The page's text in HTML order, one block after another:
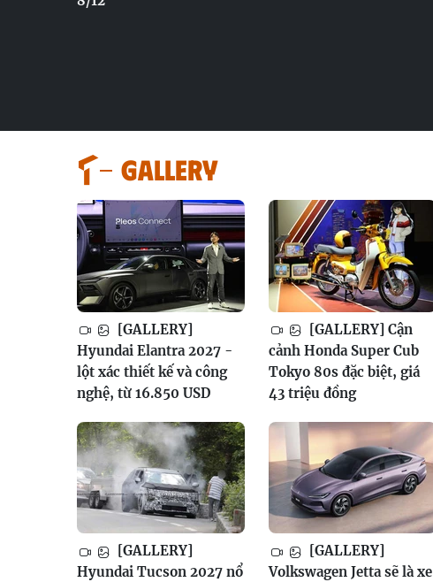
GALLERY
[GALLERY]
Hyundai Elantra 2027 -
lột xác thiết kế và công
nghệ, từ 16.850 USD
[GALLERY] Cận
cảnh Honda Super Cub
Tokyo 80s đặc biệt, giá
43 triệu đồng
[GALLERY]
Hyundai Tucson 2027 nổ
[GALLERY]
Volkswagen Jetta sẽ là xe